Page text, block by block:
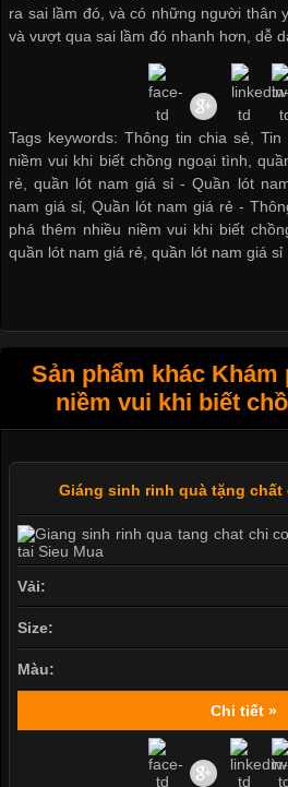
ra sai lầm đó, và có những người thân
và vượt qua sai lầm đó nhanh hơn, dễ
Tags keywords: Thông tin chia sẻ,
niềm vui khi biết chồng ngoại tình,
rẻ, quần lót nam giá sỉ -Quần lót
nam giá sỉ ,Quần lót nam giá rẻ -
phá thêm nhiều niềm vui khi biết
quần lót nam giá rẻ ,quần lót nam giá sỉ
Sản phẩm khác Khám
niềm vui khi biết
Giáng sinh rinh quà tặng chất
Vải:
Size:
Màu:
Chi tiết »